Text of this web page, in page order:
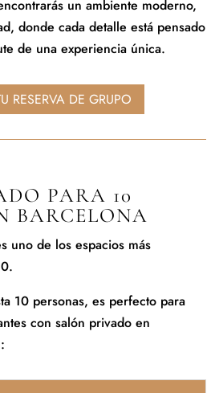
un ambiente moderno,
donde cada detalle está pensado
de una experiencia única.
RESERVA DE GRUPO
PARA 10
BARCELONA
uno de los espacios más
10 personas, es perfecto para
con salón privado en